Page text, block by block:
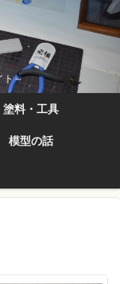
ト～
塗料・工具
模型の話